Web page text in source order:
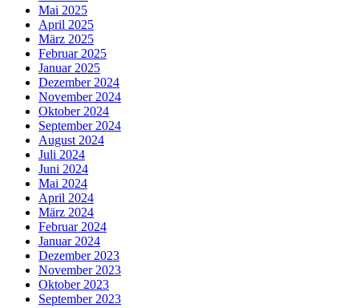
Mai 2025
April 2025
März 2025
Februar 2025
Januar 2025
Dezember 2024
November 2024
Oktober 2024
September 2024
August 2024
Juli 2024
Juni 2024
Mai 2024
April 2024
März 2024
Februar 2024
Januar 2024
Dezember 2023
November 2023
Oktober 2023
September 2023